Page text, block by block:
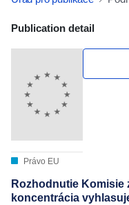
Publication
Publication detail
Právo EU
Rozhodnutie Komisie
koncentrácia